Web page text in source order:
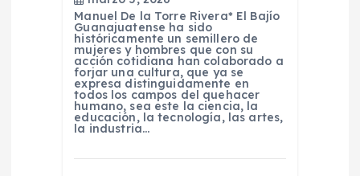
Manuel De la Torre Rivera* El Bajío
Guanajuatense ha sido
históricamente un semillero de
mujeres y hombres que con su
acción cotidiana han colaborado a
forjar una cultura, que ya se
expresa distinguidamente en
todos los campos del quehacer
humano, sea este la ciencia, la
educación, la tecnología, las artes,
la industria…